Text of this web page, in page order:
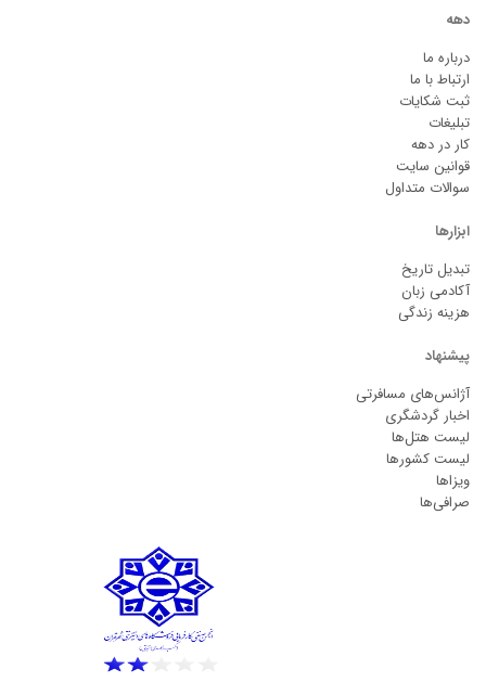
دهه
درباره ما
ارتباط با ما
ثبت شکایات
تبلیغات
کار در دهه
قوانین سایت
سوالات متداول
ابزارها
تبدیل تاریخ
آکادمی زبان
هزینه زندگی
پیشنهاد
آژانس‌های مسافرتی
اخبار گردشگری
لیست هتل‌ها
لیست کشورها
ویزاها
صرافی‌ها